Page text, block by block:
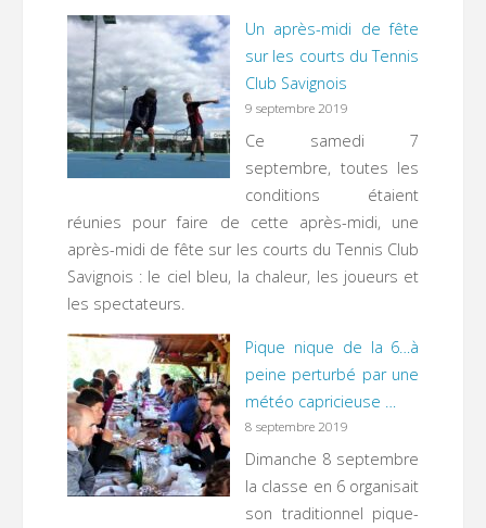
Un après-midi de fête
sur les courts du Tennis
Club Savignois
9 septembre 2019
Ce samedi 7
septembre, toutes les
conditions étaient
réunies pour faire de cette après-midi, une
après-midi de fête sur les courts du Tennis Club
Savignois : le ciel bleu, la chaleur, les joueurs et
les spectateurs.
Pique nique de la 6…à
peine perturbé par une
météo capricieuse …
8 septembre 2019
Dimanche 8 septembre
la classe en 6 organisait
son traditionnel pique-